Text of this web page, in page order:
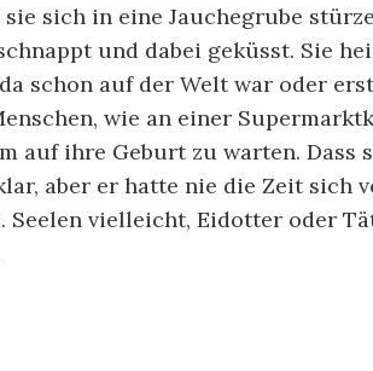
sich in eine Jauchegrube
und dabei geküsst. Sie
schon auf der Welt war oder
wie an einer
auf ihre Geburt zu warten. Dass
aber er hatte nie die Zeit sich
Seelen vielleicht, Eidotter oder